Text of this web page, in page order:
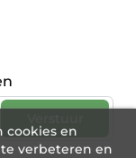
cookies en
verbeteren en